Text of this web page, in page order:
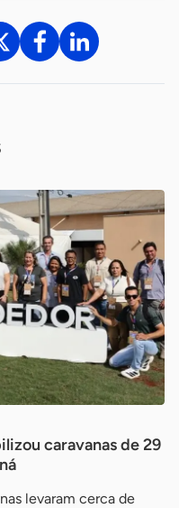
caravanas de 29
levaram cerca de